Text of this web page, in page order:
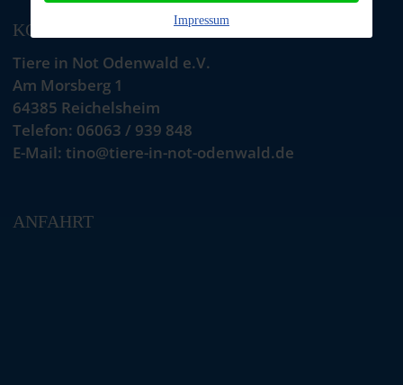
KONTAKT
Tiere in Not Odenwald e.V.
Am Morsberg 1
64385 Reichelsheim
Telefon: 06063 / 939 848
E-Mail: tino@tiere-in-not-odenwald.de
ANFAHRT
Impressum